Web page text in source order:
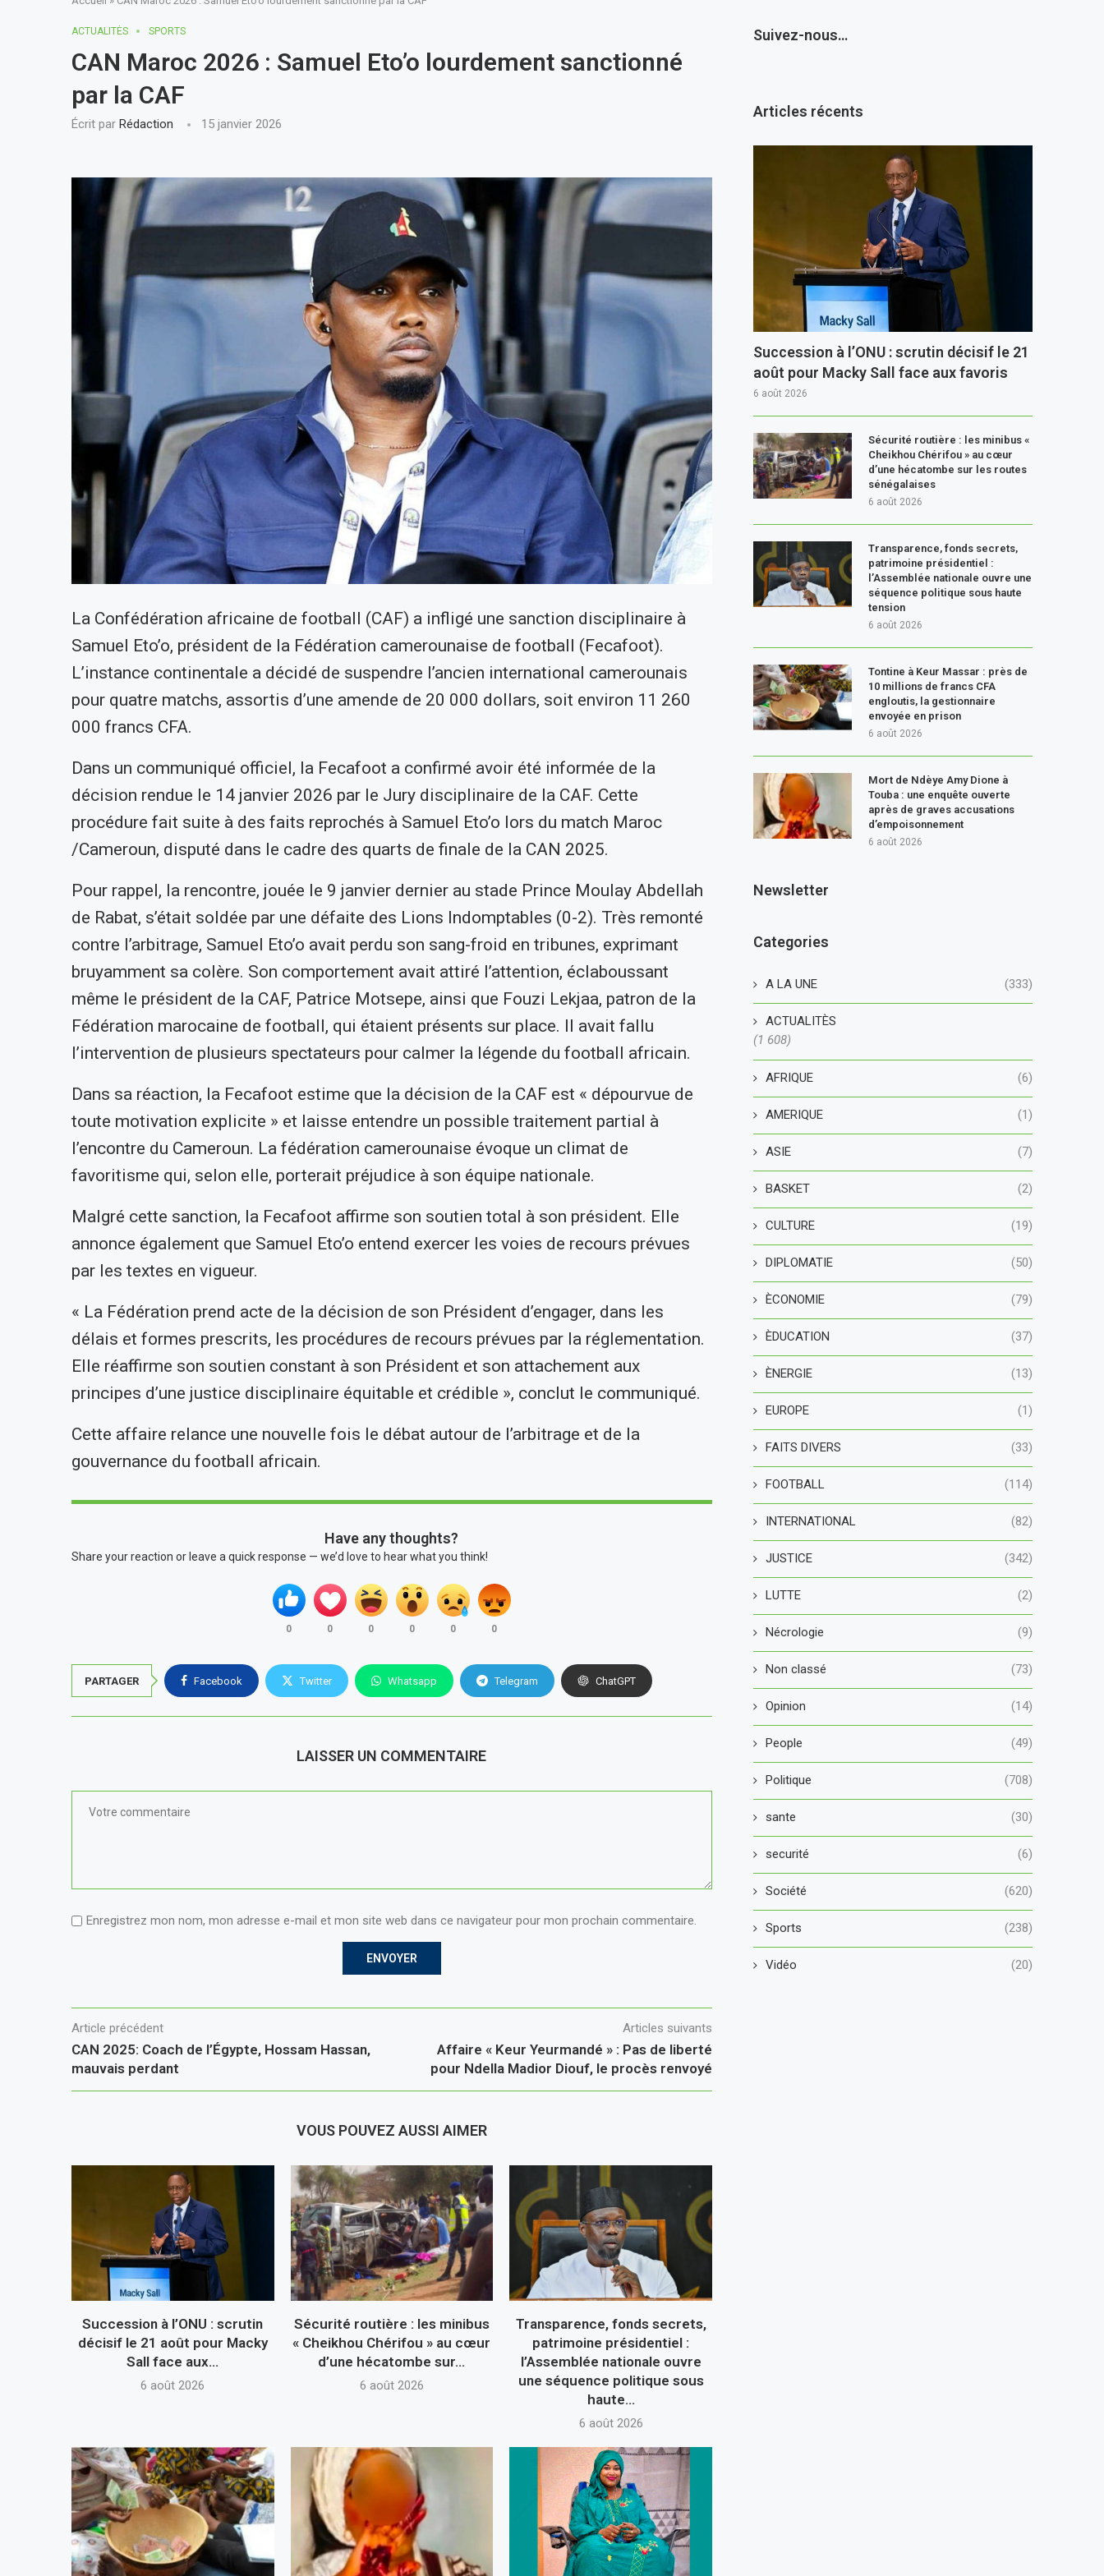
ACTUALITÈS SPORTS
CAN Maroc 2026 : Samuel Eto’o lourdement sanctionné
par la CAF
Écrit par Rédaction 15 janvier 2026
La Confédération africaine de football (CAF) a infligé une sanction disciplinaire à
Samuel Eto’o, président de la Fédération camerounaise de football (Fecafoot).
L’instance continentale a décidé de suspendre l’ancien international camerounais
pour quatre matchs, assortis d’une amende de 20 000 dollars, soit environ 11 260
000 francs CFA.
Dans un communiqué officiel, la Fecafoot a confirmé avoir été informée de la
décision rendue le 14 janvier 2026 par le Jury disciplinaire de la CAF. Cette
procédure fait suite à des faits reprochés à Samuel Eto’o lors du match Maroc
/Cameroun, disputé dans le cadre des quarts de finale de la CAN 2025.
Pour rappel, la rencontre, jouée le 9 janvier dernier au stade Prince Moulay Abdellah
de Rabat, s’était soldée par une défaite des Lions Indomptables (0-2). Très remonté
contre l’arbitrage, Samuel Eto’o avait perdu son sang-froid en tribunes, exprimant
bruyamment sa colère. Son comportement avait attiré l’attention, éclaboussant
même le président de la CAF, Patrice Motsepe, ainsi que Fouzi Lekjaa, patron de la
Fédération marocaine de football, qui étaient présents sur place. Il avait fallu
l’intervention de plusieurs spectateurs pour calmer la légende du football africain.
Dans sa réaction, la Fecafoot estime que la décision de la CAF est « dépourvue de
toute motivation explicite » et laisse entendre un possible traitement partial à
l’encontre du Cameroun. La fédération camerounaise évoque un climat de
favoritisme qui, selon elle, porterait préjudice à son équipe nationale.
Malgré cette sanction, la Fecafoot affirme son soutien total à son président. Elle
annonce également que Samuel Eto’o entend exercer les voies de recours prévues
par les textes en vigueur.
« La Fédération prend acte de la décision de son Président d’engager, dans les
délais et formes prescrits, les procédures de recours prévues par la réglementation.
Elle réaffirme son soutien constant à son Président et son attachement aux
principes d’une justice disciplinaire équitable et crédible », conclut le communiqué.
Cette affaire relance une nouvelle fois le débat autour de l’arbitrage et de la
gouvernance du football africain.
Have any thoughts?
Share your reaction or leave a quick response — we’d love to hear what you think!
0 0 0 0 0 0
PARTAGER Facebook Twitter Whatsapp Telegram ChatGPT
LAISSER UN COMMENTAIRE
Enregistrez mon nom, mon adresse e-mail et mon site web dans ce navigateur pour mon prochain commentaire.
Article précédent
CAN 2025: Coach de l’Égypte, Hossam Hassan,
mauvais perdant
Articles suivants
Affaire « Keur Yeurmandé » : Pas de liberté
pour Ndella Madior Diouf, le procès renvoyé
VOUS POUVEZ AUSSI AIMER
Succession à l’ONU : scrutin
décisif le 21 août pour Macky
Sall face aux...
6 août 2026
Sécurité routière : les minibus
« Cheikhou Chérifou » au cœur
d’une hécatombe sur...
6 août 2026
Transparence, fonds secrets,
patrimoine présidentiel :
l’Assemblée nationale ouvre
une séquence politique sous
haute...
6 août 2026
Suivez-nous…
Articles récents
Succession à l’ONU : scrutin décisif le 21
août pour Macky Sall face aux favoris
6 août 2026
Sécurité routière : les minibus «
Cheikhou Chérifou » au cœur
d’une hécatombe sur les routes
sénégalaises
6 août 2026
Transparence, fonds secrets,
patrimoine présidentiel :
l’Assemblée nationale ouvre une
séquence politique sous haute
tension
6 août 2026
Tontine à Keur Massar : près de
10 millions de francs CFA
engloutis, la gestionnaire
envoyée en prison
6 août 2026
Mort de Ndèye Amy Dione à
Touba : une enquête ouverte
après de graves accusations
d’empoisonnement
6 août 2026
Newsletter
Categories
A LA UNE (333)
ACTUALITÈS
(1 608)
AFRIQUE (6)
AMERIQUE (1)
ASIE (7)
BASKET (2)
CULTURE (19)
DIPLOMATIE (50)
ÈCONOMIE (79)
ÈDUCATION (37)
ÈNERGIE (13)
EUROPE (1)
FAITS DIVERS (33)
FOOTBALL (114)
INTERNATIONAL (82)
JUSTICE (342)
LUTTE (2)
Nécrologie (9)
Non classé (73)
Opinion (14)
People (49)
Politique (708)
sante (30)
securité (6)
Société (620)
Sports (238)
Vidéo (20)